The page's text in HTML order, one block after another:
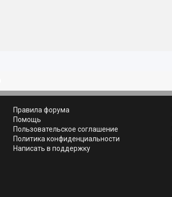
Правила форума
Помощь
Пользовательское соглашение
Политика конфиденциальности
Написать в поддержку